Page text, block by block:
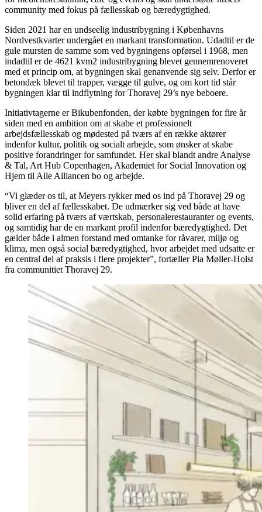
community med fokus på fællesskab og bæredygtighed.
Siden 2021 har en undseelig industribygning i Københavns
Nordvestkvarter undergået en markant transformation. Udadtil er de
gule mursten de samme som ved bygningens opførsel i 1968, men
indadtil er de 4621 kvm2 industribygning blevet gennemrenoveret
med et princip om, at bygningen skal genanvende sig selv. Derfor er
betondæk blevet til trapper, vægge til gulve, og om kort tid står
bygningen klar til indflytning for Thoravej 29’s nye beboere.
Initiativtagerne er Bikubenfonden, der købte bygningen for fire år
siden med en ambition om at skabe et professionelt
arbejdsfællesskab og mødested på tværs af en række aktører
indenfor kultur, politik og socialt arbejde, som ønsker at skabe
positive forandringer for samfundet. Her skal blandt andre Analyse
& Tal, Art Hub Copenhagen, Akademiet for Social Innovation og
Hjem til Alle Alliancen bo og arbejde.
“Vi glæder os til, at Meyers rykker med os ind på Thoravej 29 og
bliver en del af fællesskabet. De udmærker sig ved både at have
solid erfaring på tværs af værtskab, personalerestauranter og events,
og samtidig har de en markant profil indenfor bæredygtighed. Det
gælder både i almen forstand med omtanke for råvarer, miljø og
klima, men også social bæredygtighed, hvor arbejdet med udsatte er
en central del af praksis i flere projekter”, fortæller Pia Møller-Holst
fra communitiet Thoravej 29.